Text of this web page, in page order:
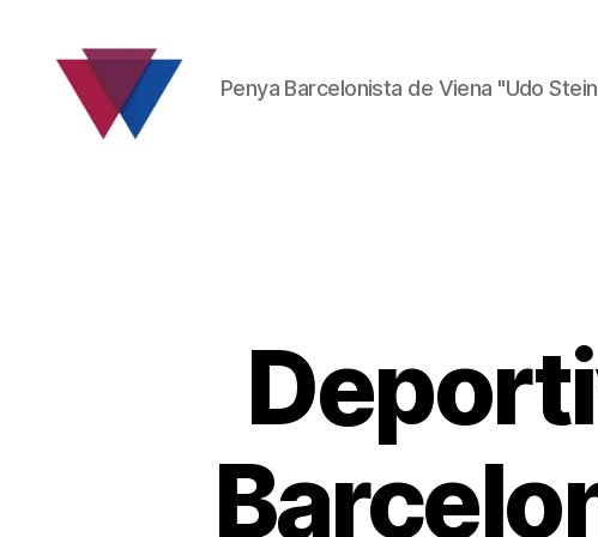
Penya Barcelonista de Viena "Udo